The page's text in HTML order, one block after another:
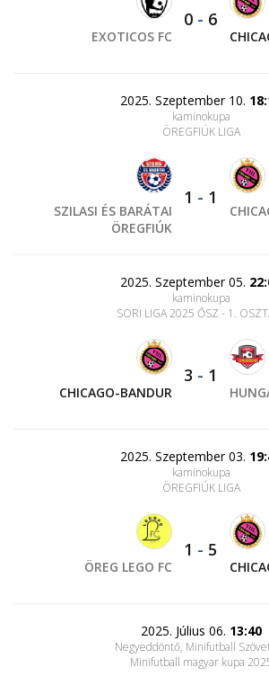
EXOTICOS FC
0 - 6
2025. Szeptember 10.
kaminokupa
ÖREGFIÚK LIGA
SZILASI ÉS BARÁTAI
ÖREGFIÚK
1 - 1
2025. Szeptember 05.
kaminokupa
SORI LIGA 2025 ŐSZ - 1.
CHICAGO-BANDUR
3 - 1
2025. Szeptember 03.
kaminokupa
ÖREGFIÚK LIGA
ÖREG LEGO FC
1 - 5
2025. Július 06. 13:40
Negyeddöntő, Minifutball
Minifutball magyar kupa